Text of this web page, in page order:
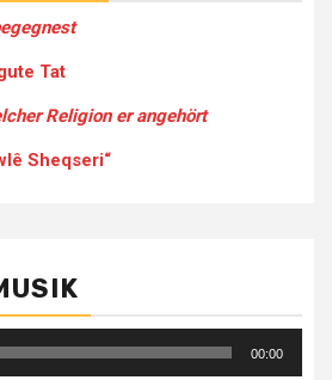
Tat
Religion er angehört
Sheqseri“
00:00